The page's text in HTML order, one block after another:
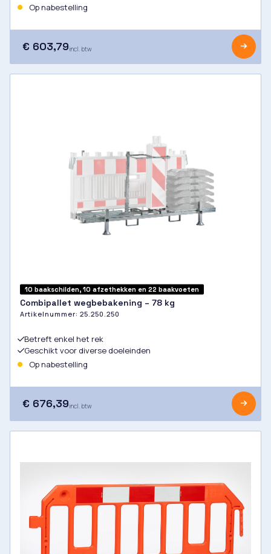
Op nabestelling
€ 603,79incl. btw
10 baakschilden, 10 afzethekken en 22 baakvoeten
Combipallet wegbebakening – 78 kg
Artikelnummer: 25.250.250
Betreft enkel het rek
Geschikt voor diverse doeleinden
Op nabestelling
€ 676,39incl. btw